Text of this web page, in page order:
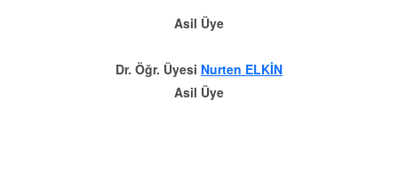
Asil Üye
Dr. Öğr. Üyesi Nurten ELKİN
Asil Üye